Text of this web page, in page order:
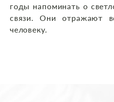
годы напоминать о
связи. Они отражают
человеку.